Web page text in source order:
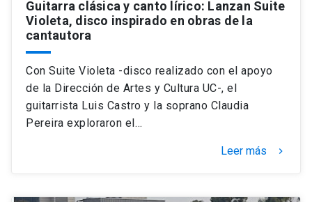
Guitarra clásica y canto lírico: Lanzan Suite
Violeta, disco inspirado en obras de la
cantautora
Con Suite Violeta -disco realizado con el apoyo
de la Dirección de Artes y Cultura UC-, el
guitarrista Luis Castro y la soprano Claudia
Pereira exploraron el…
Leer más keyboard_arrow_right